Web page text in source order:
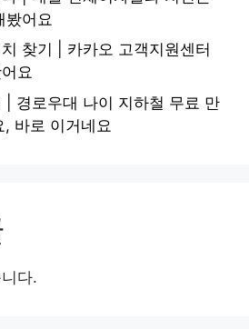
봤어요
찾기 | 카카오 고객지원센터
요
| 경로우대 나이 지하철 무료 만
바로 이거네요
다.